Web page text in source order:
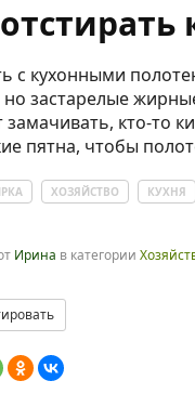
с кухонными
застарелые
замачивать, кто-то
пятна, чтобы
ХОЗЯЙСТВО КУХНЯ
Ирина в категории